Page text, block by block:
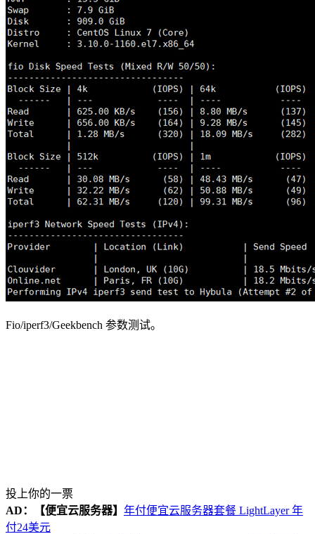
Fio/iperf3/Geekbench 参数测试。
投上你的一票
AD：
【便宜云服务器】 年付便宜云服务器套餐 LightLayer 年
付24美元